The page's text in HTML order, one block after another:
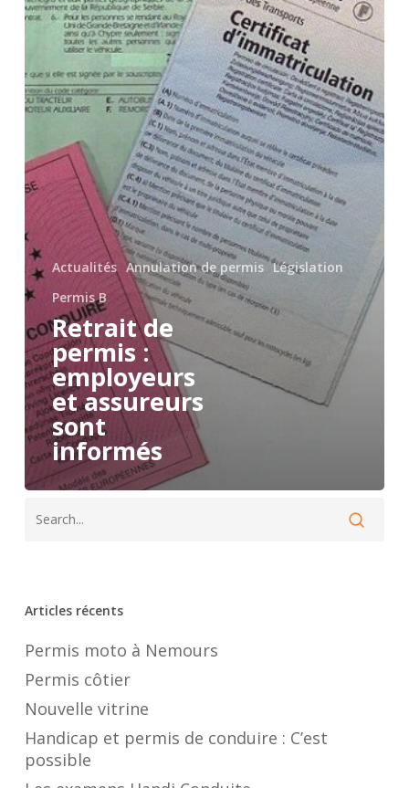
informés
Actualités Annulation de permis Législation
Permis B
Retrait de
permis :
employeurs
et assureurs
sont
informés
Articles récents
Permis moto à Nemours
Permis côtier
Nouvelle vitrine
Handicap et permis de conduire : C’est
possible